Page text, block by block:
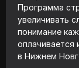
Программа
увеличивать
понимание
оплачивается
в Нижнем